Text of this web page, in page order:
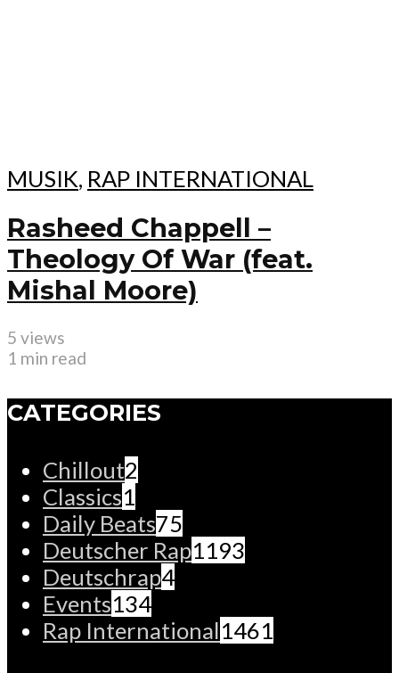
MUSIK, RAP INTERNATIONAL
Rasheed Chappell –
Theology Of War (feat.
Mishal Moore)
5 views
1 min read
CATEGORIES
Chillout2
Classics1
Daily Beats75
Deutscher Rap1193
Deutschrap4
Events134
Rap International1461